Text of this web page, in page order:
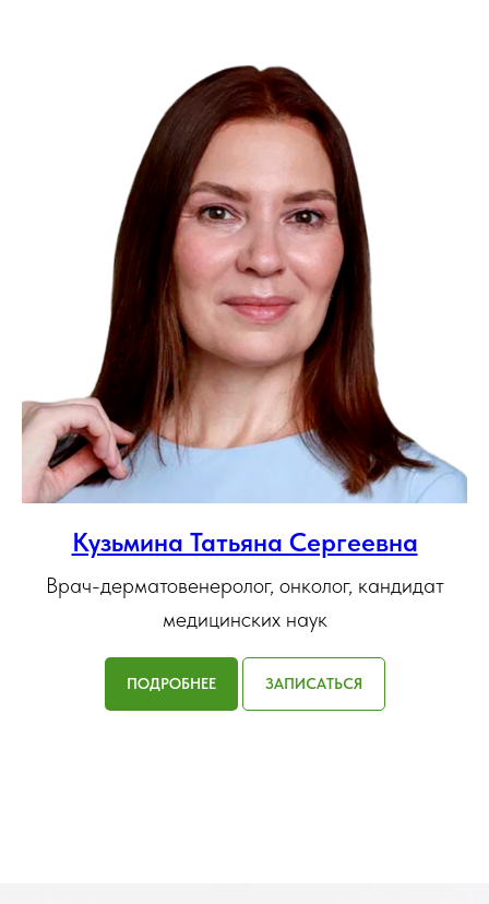
Кузьмина Татьяна Сергеевна
Врач-дерматовенеролог, онколог, кандидат
медицинских наук
ПОДРОБНЕЕ ЗАПИСАТЬСЯ